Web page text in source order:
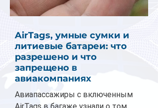
AirTags, умные сумки и
литиевые батареи: что
разрешено и что
запрещено в
авиакомпаниях
Авиапассажиры с включенным